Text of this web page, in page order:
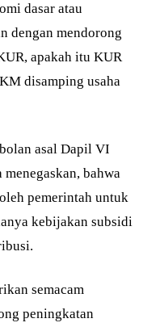
dasar atau
dengan mendorong
apakah itu KUR
disamping usaha
asal Dapil VI
bahwa
pemerintah untuk
kebijakan subsidi
semacam
peningkatan